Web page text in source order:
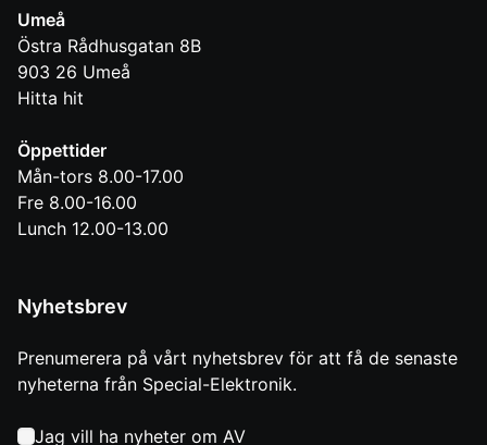
Umeå
Östra Rådhusgatan 8B
903 26 Umeå
Hitta hit
Öppettider
Mån-tors 8.00-17.00
Fre 8.00-16.00
Lunch 12.00-13.00
Nyhetsbrev
Prenumerera på vårt nyhetsbrev för att få de senaste
nyheterna från Special-Elektronik.
Jag vill ha nyheter om AV